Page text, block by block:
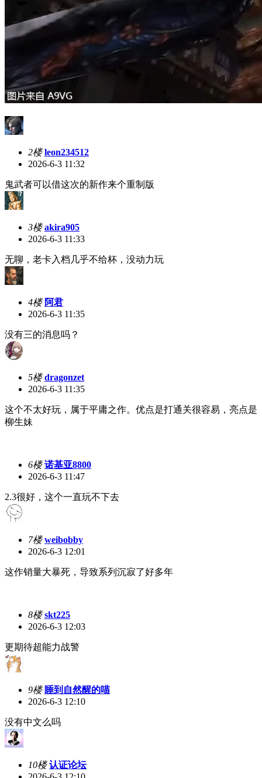
2楼 leon234512
2026-6-3 11:32
鬼武者可以借这次的新作来个重制版
3楼 akira905
2026-6-3 11:33
无聊，老卡入档几乎不给杯，没动力玩
4楼 阿君
2026-6-3 11:35
没有三的消息吗？
5楼 dragonzet
2026-6-3 11:35
这个不太好玩，属于平庸之作。优点是打通关很容易，亮点是
柳生妹
6楼 诺基亚8800
2026-6-3 11:47
2.3很好，这个一直玩不下去
7楼 weibobby
2026-6-3 12:01
这作销量大暴死，导致系列沉寂了好多年
8楼 skt225
2026-6-3 12:03
更期待超能力战警
9楼 睡到自然醒的喵
2026-6-3 12:10
没有中文么吗
10楼 认证论坛